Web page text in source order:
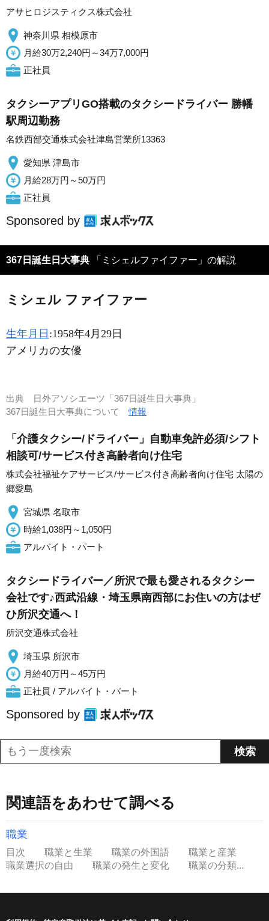
アサヒロジスティクス株式会社
神奈川県 相模原市
月給30万2,240円～34万7,000円
正社員
タクシーアプリGO搭載のタクシードライバー 勝幡
駅周辺勤務
名鉄西部交通株式会社津島営業所13363
愛知県 津島市
月給28万円～50万円
正社員
Sponsored by
367日誕生日大事典 「ミシェルファイファー」の解説
ミシェル ファイファー
生年月日 :1958年4月29日
アメリカの女優
出典
日外アソシエーツ「367日誕生日大事典」
367日誕生日大事典について情報
「介護タクシー/ドライバー」自動車免許必須/シフト
相談可/サービス付き高齢者向け住宅
株式会社福祉ケアサービス/サービス付き高齢者向け住宅 太陽の
郷愛島
宮城県 名取市
時給1,038円～1,050円
アルバイト・パート
タクシードライバー／所沢で最も愛されるタクシー
会社です♪西武沿線・埼玉県南西部にお住いの方はぜ
ひ所沢交通へ！
所沢交通株式会社
埼玉県 所沢市
月給40万円～45万円
正社員 / アルバイト・パート
Sponsored by
関連語をあわせて調べる
職業
目次 職業と生業 職業の外国語 職業と産業
職業選択の自由 職業の発生と変化 職業の分類...